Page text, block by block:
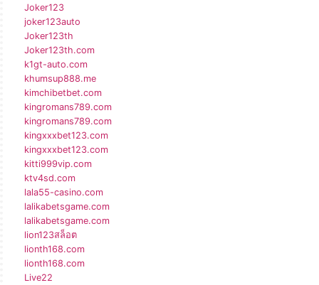
Joker123
joker123auto
Joker123th
Joker123th.com
k1gt-auto.com
khumsup888.me
kimchibetbet.com
kingromans789.com
kingromans789.com
kingxxxbet123.com
kingxxxbet123.com
kitti999vip.com
ktv4sd.com
lala55-casino.com
lalikabetsgame.com
lalikabetsgame.com
lion123สล็อต
lionth168.com
lionth168.com
Live22